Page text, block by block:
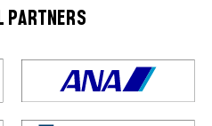
PARTNERS